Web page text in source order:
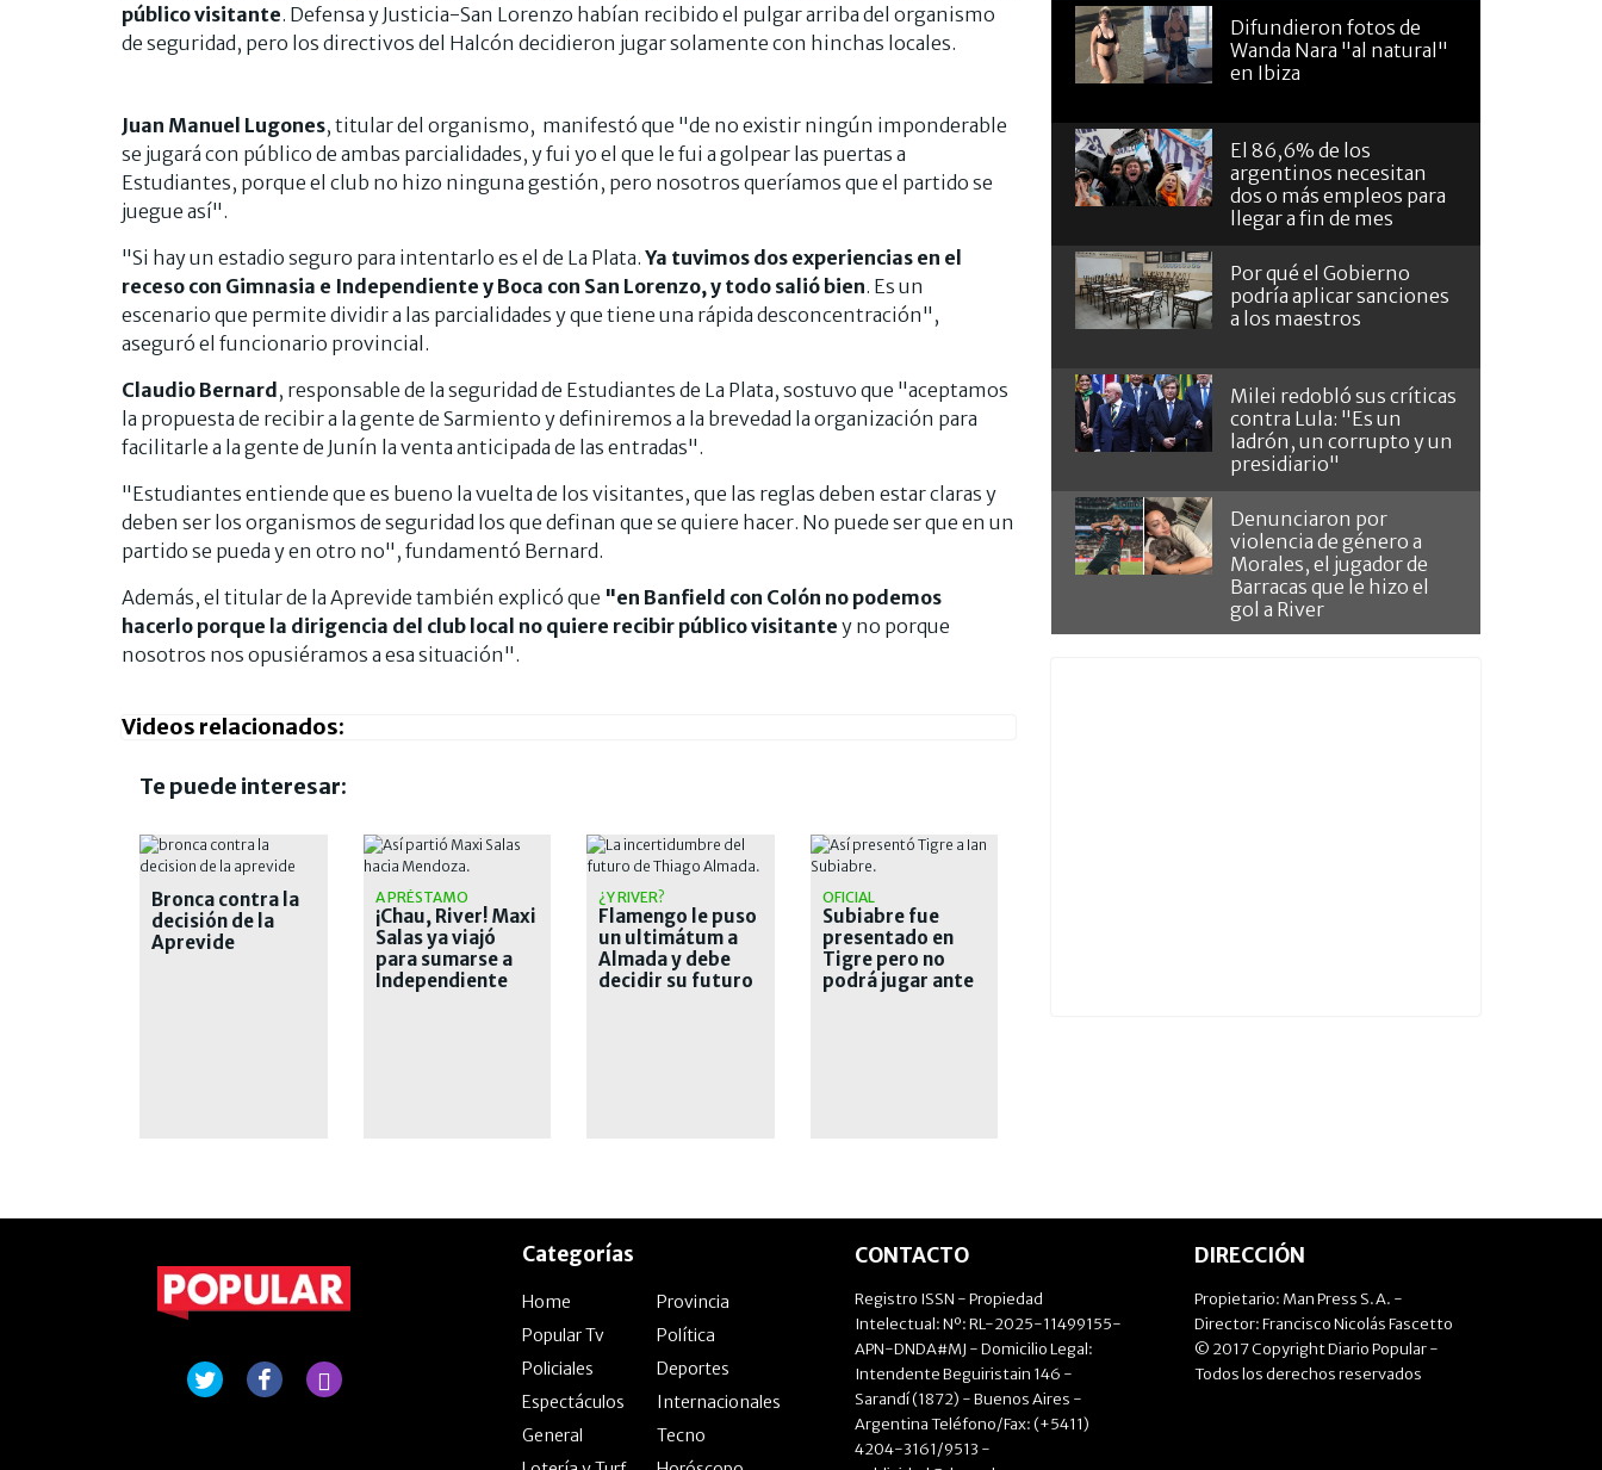
público visitante. Defensa y Justicia-San Lorenzo habían recibido el pulgar arriba del organismo
de seguridad, pero los directivos del Halcón decidieron jugar solamente con hinchas locales.
Juan Manuel Lugones, titular del organismo, manifestó que "de no existir ningún imponderable
se jugará con público de ambas parcialidades, y fui yo el que le fui a golpear las puertas a
Estudiantes, porque el club no hizo ninguna gestión, pero nosotros queríamos que el partido se
juegue así".
"Si hay un estadio seguro para intentarlo es el de La Plata. Ya tuvimos dos experiencias en el
receso con Gimnasia e Independiente y Boca con San Lorenzo, y todo salió bien. Es un
escenario que permite dividir a las parcialidades y que tiene una rápida desconcentración",
aseguró el funcionario provincial.
Claudio Bernard, responsable de la seguridad de Estudiantes de La Plata, sostuvo que "aceptamos
la propuesta de recibir a la gente de Sarmiento y definiremos a la brevedad la organización para
facilitarle a la gente de Junín la venta anticipada de las entradas".
"Estudiantes entiende que es bueno la vuelta de los visitantes, que las reglas deben estar claras y
deben ser los organismos de seguridad los que definan que se quiere hacer. No puede ser que en un
partido se pueda y en otro no", fundamentó Bernard.
Además, el titular de la Aprevide también explicó que "en Banfield con Colón no podemos
hacerlo porque la dirigencia del club local no quiere recibir público visitante y no porque
nosotros nos opusiéramos a esa situación".
Videos relacionados:
Te puede interesar:
Bronca contra la
decisión de la
Aprevide
A PRÉSTAMO
¡Chau, River! Maxi
Salas ya viajó
para sumarse a
Independiente
¿Y RIVER?
Flamengo le puso
un ultimátum a
Almada y debe
decidir su futuro
OFICIAL
Subiabre fue
presentado en
Tigre pero no
podrá jugar ante
Difundieron fotos de
Wanda Nara "al natural"
en Ibiza
El 86,6% de los
argentinos necesitan
dos o más empleos para
llegar a fin de mes
Por qué el Gobierno
podría aplicar sanciones
a los maestros
Milei redobló sus críticas
contra Lula: "Es un
ladrón, un corrupto y un
presidiario"
Denunciaron por
violencia de género a
Morales, el jugador de
Barracas que le hizo el
gol a River
Categorías
Home
Provincia
Popular Tv
Política
Policiales
Deportes
Espectáculos
Internacionales
General
Tecno
CONTACTO
Registro ISSN - Propiedad
Intelectual: Nº: RL-2025-11499155-
APN-DNDA#MJ - Domicilio Legal:
Intendente Beguiristain 146 -
Sarandí (1872) - Buenos Aires -
Argentina Teléfono/Fax: (+5411)
4204-3161/9513 -
DIRECCIÓN
Propietario: Man Press S.A. -
Director: Francisco Nicolás Fascetto
© 2017 Copyright Diario Popular -
Todos los derechos reservados